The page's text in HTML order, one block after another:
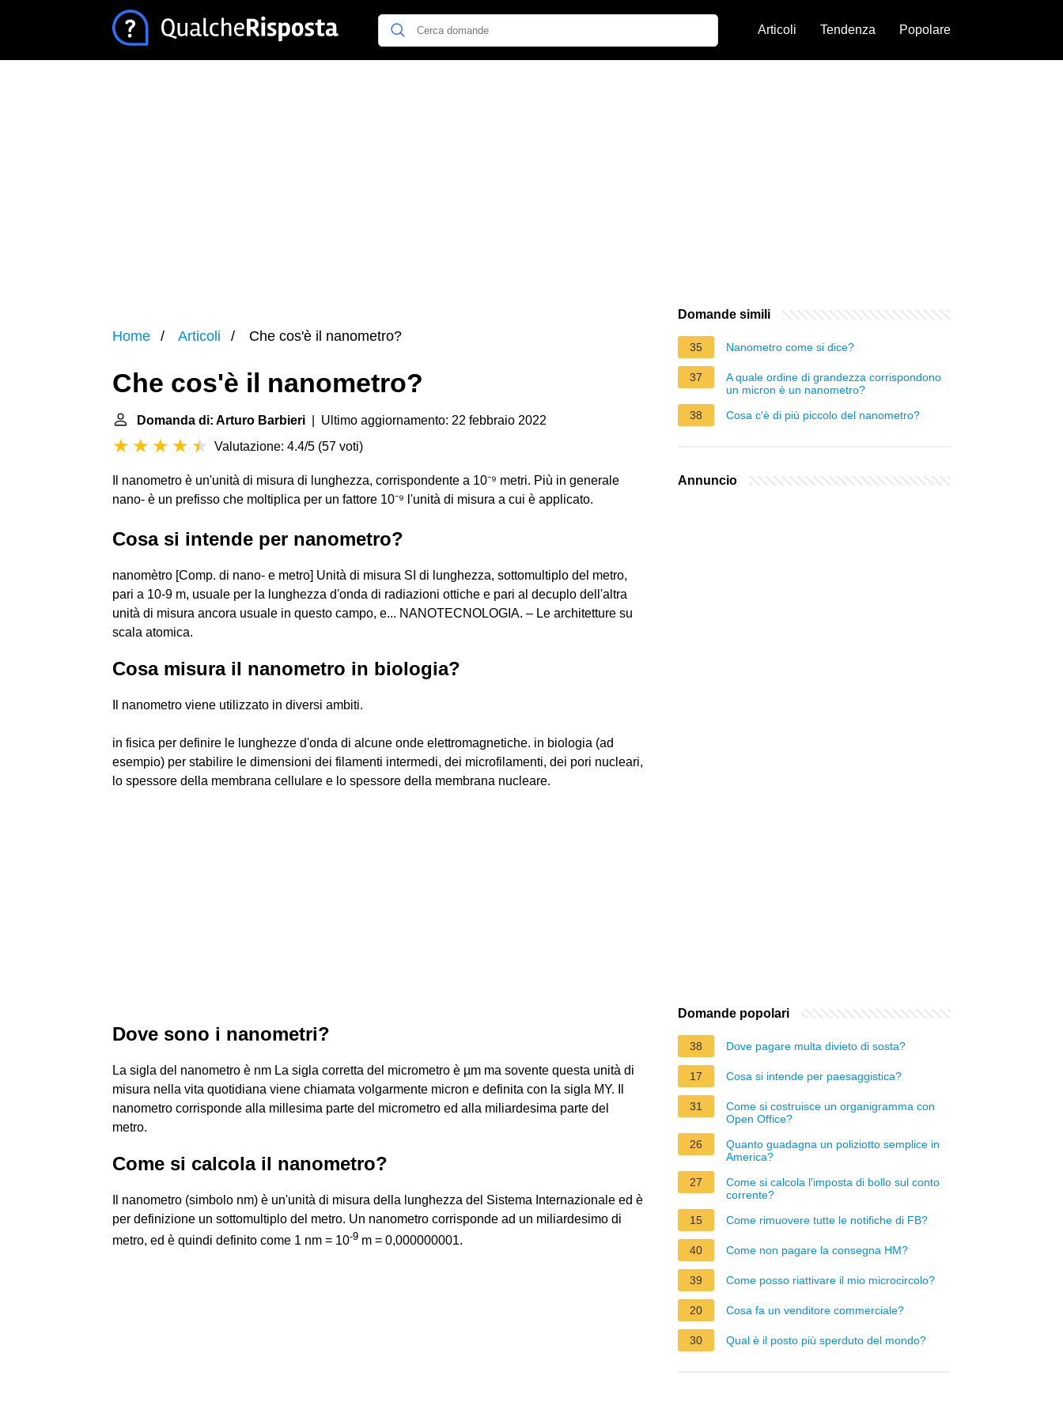
Articoli Tendenza Popolare
Home Articoli Che cos'è il nanometro?
Che cos'è il nanometro?
Domanda di: Arturo Barbieri | Ultimo aggiornamento: 22 febbraio 2022
Valutazione: 4.4/5 (57 voti)
Il nanometro è un'unità di misura di lunghezza, corrispondente a 10⁻⁹ metri. Più in generale
nano- è un prefisso che moltiplica per un fattore 10⁻⁹ l'unità di misura a cui è applicato.
Cosa si intende per nanometro?
nanomètro [Comp. di nano- e metro] Unità di misura SI di lunghezza, sottomultiplo del metro,
pari a 10-9 m, usuale per la lunghezza d'onda di radiazioni ottiche e pari al decuplo dell'altra
unità di misura ancora usuale in questo campo, e... NANOTECNOLOGIA. – Le architetture su
scala atomica.
Cosa misura il nanometro in biologia?
Il nanometro viene utilizzato in diversi ambiti.
in fisica per definire le lunghezze d'onda di alcune onde elettromagnetiche. in biologia (ad
esempio) per stabilire le dimensioni dei filamenti intermedi, dei microfilamenti, dei pori nucleari,
lo spessore della membrana cellulare e lo spessore della membrana nucleare.
Dove sono i nanometri?
La sigla del nanometro è nm La sigla corretta del micrometro è µm ma sovente questa unità di
misura nella vita quotidiana viene chiamata volgarmente micron e definita con la sigla MY. Il
nanometro corrisponde alla millesima parte del micrometro ed alla miliardesima parte del
metro.
Come si calcola il nanometro?
Il nanometro (simbolo nm) è un'unità di misura della lunghezza del Sistema Internazionale ed è
per definizione un sottomultiplo del metro. Un nanometro corrisponde ad un miliardesimo di
metro, ed è quindi definito come 1 nm = 10-9 m = 0,000000001.
Domande simili
35 Nanometro come si dice?
37
A quale ordine di grandezza corrispondono
un micron è un nanometro?
38
Cosa c'è di più piccolo del nanometro?
Annuncio
Domande popolari
38 Dove pagare multa divieto di sosta?
17 Cosa si intende per paesaggistica?
31
Come si costruisce un organigramma con
Open Office?
26
Quanto guadagna un poliziotto semplice in
America?
27
Come si calcola l'imposta di bollo sul conto
corrente?
15
Come rimuovere tutte le notifiche di FB?
40 Come non pagare la consegna HM?
39 Come posso riattivare il mio microcircolo?
20 Cosa fa un venditore commerciale?
30 Qual è il posto più sperduto del mondo?